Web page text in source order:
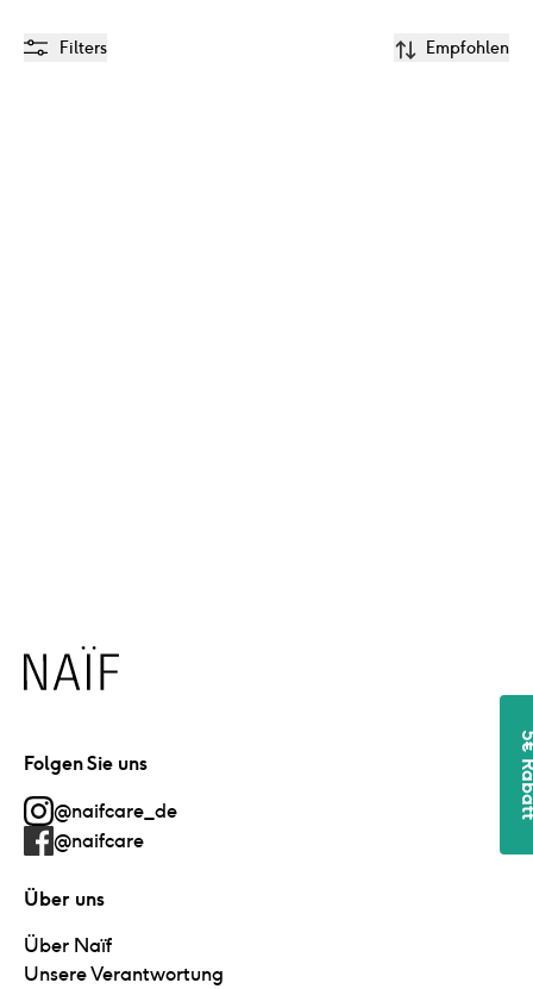
Filters Empfohlen
Naïf
Folgen Sie uns
@naifcare_de
@naifcare
Über uns
Über Naïf
Unsere Verantwortung
5€